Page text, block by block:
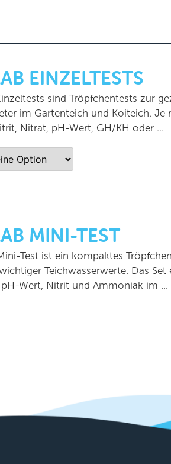
EINZELTESTS
sind Tröpfchentests zur
im Gartenteich und Koiteich. Je
Nitrat, pH-Wert, GH/KH oder …
MINI-TEST
Test ist ein kompaktes
Teichwasserwerte. Das
Wert, Nitrit und Ammoniak im …